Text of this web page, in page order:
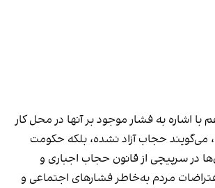
با اشاره به فشار موجود بر آنها در محل کار
می‌گویند حجاب آزاد نشده، بلکه حکومت
در سرپیچی از قانون حجاب اجباری و
مردم به‌خاطر فشارهای اجتماعی و